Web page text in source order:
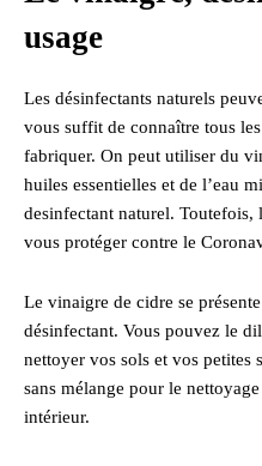
usage
Les désinfectants naturels
vous suffit de connaître tous
fabriquer. On peut utiliser du
huiles essentielles et de l’eau
desinfectant naturel. Toutefois,
vous protéger contre le
Le vinaigre de cidre se
désinfectant. Vous pouvez le
nettoyer vos sols et vos petites
sans mélange pour le
intérieur.